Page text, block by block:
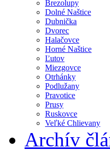
Brezolupy
Dolné Naštice
Dubnička
Dvorec
Halačovce
Horné Naštice
Ľutov
Miezgovce
Otrhánky
Podlužany
Pravotice
Prusy
Ruskovce
Veľké Chlievany
Archív